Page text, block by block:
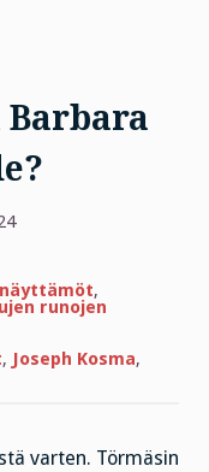
,
runojen
, Joseph Kosma,
varten. Törmäsin